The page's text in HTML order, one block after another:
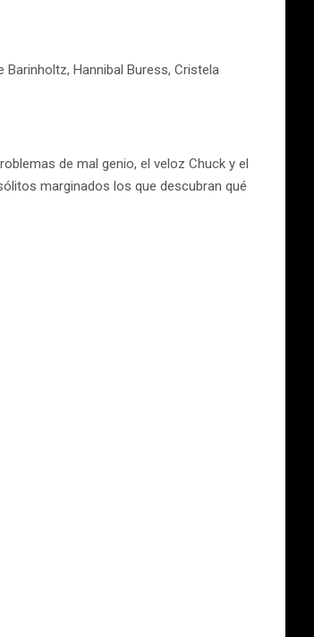
Barinholtz, Hannibal Buress, Cristela
de mal genio, el veloz Chuck y el
marginados los que descubran qué